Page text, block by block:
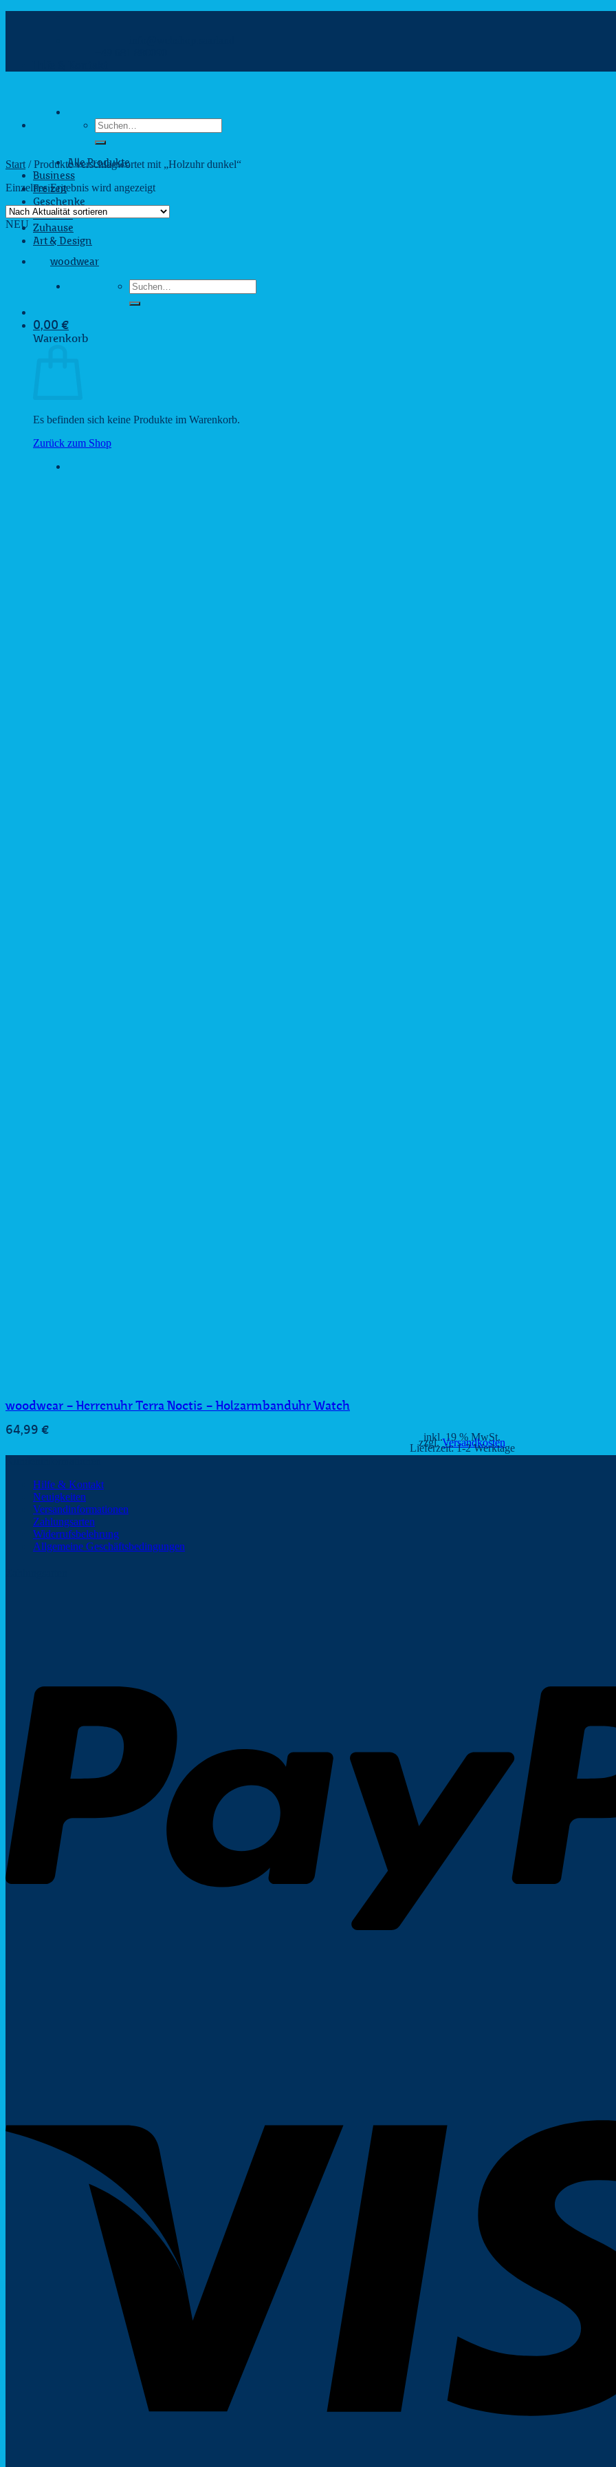
Suchen
nach:
Alle Produkte
Business
Freizeit
Geschenke
Outdoor
Zuhause
Art & Design
woodwear
Suchen
nach:
0,00 €
Warenkorb
Es befinden sich keine Produkte im Warenkorb.
Zurück zum Shop
Start /Produkte verschlagwortet mit „Holzuhr dunkel“
Einzelnes Ergebnis wird angezeigt
NEU
woodwear – Herrenuhr Terra Noctis – Holzarmbanduhr Watch
64,99 € inkl. 19 % MwSt.
zzgl.Versandkosten
Lieferzeit:1-2 Werktage
Hilfe & Kontakt
Neuigkeiten
Versandinformationen
Zahlungsarten
Widerrufsbelehrung
Allgemeine Geschäftsbedingungen